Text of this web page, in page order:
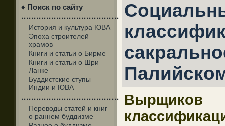
♦ Поиск по сайту
·······································
История и культура ЮВА
Эпоха строителей
храмов
Книги и статьи о Бирме
Книги и статьи о Шри
Ланке
Буддистские ступы
Индии и ЮВА
·······································
Переводы статей и книг
о раннем буддизме